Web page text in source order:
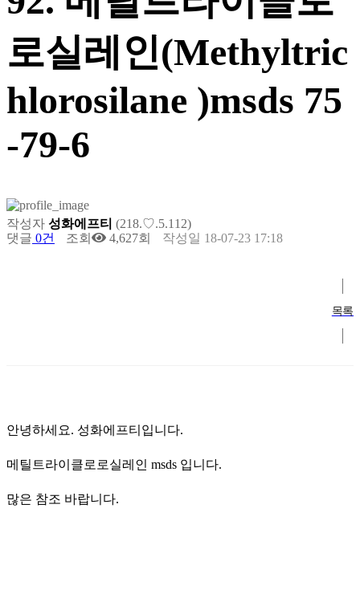
로실레인(Methyltric
hlorosilane )msds 75
-79-6
작성자 성화에프티 (218.♡.5.112)
댓글 0건 조회 4,627회 작성일 18-07-23 17:18
목록
안녕하세요. 성화에프티입니다.
메틸트라이클로로실레인 msds 입니다.
많은 참조 바랍니다.